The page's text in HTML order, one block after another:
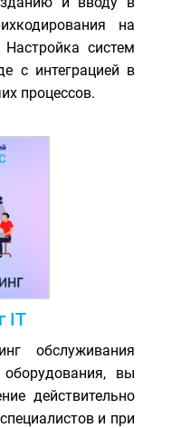
на
систем
с интеграцией в
процессов.
IT
обслуживания
вы
действительно
и при